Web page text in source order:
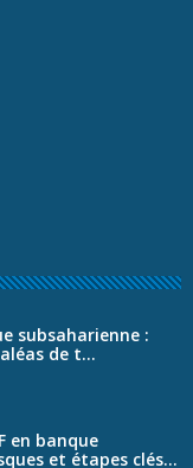
subsaharienne :
de t...
en banque
et étapes clés...